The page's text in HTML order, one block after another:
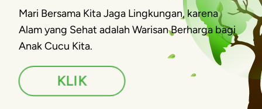
Mari Bersama Kita Jaga Lingkungan, karena
Alam yang Sehat adalah Warisan Berharga bagi
Anak Cucu Kita.
KLIK